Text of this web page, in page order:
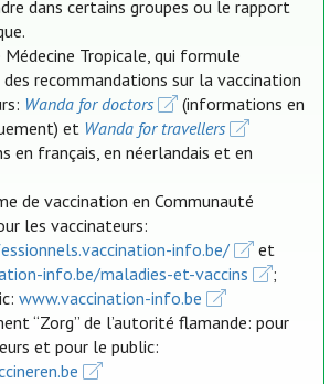
dans certains groupes ou le rapport
Tropicale, qui formule
recommandations sur la vaccination
Wanda for doctors
(informations en
et Wanda for travellers
en français, en néerlandais et en
de vaccination en Communauté
les vaccinateurs:
info.be/
et
info.be/maladies-et-vaccins
;
www.vaccination-info.be
“Zorg” de l’autorité flamande: pour
et pour le public: